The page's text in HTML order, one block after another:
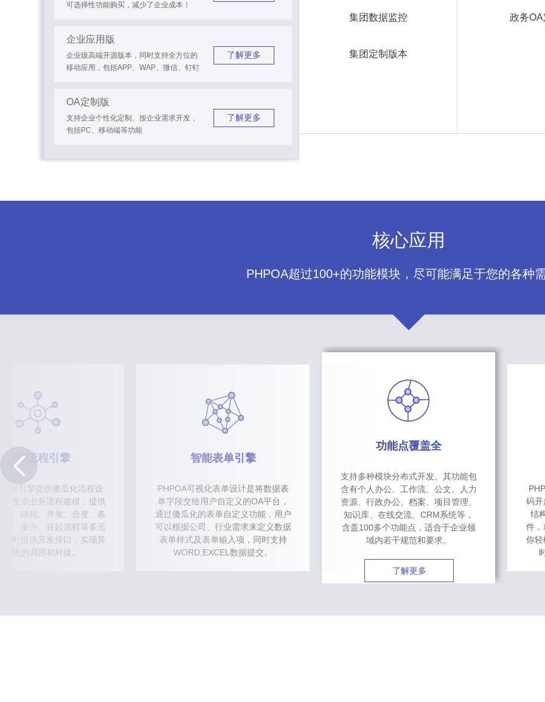
可选择性功能购买，减少了企业成本！
企业应用版
企业级高端开源版本，同时支持全方位的
移动应用，包括APP、WAP、微信、钉钉
了解更多
OA定制版
支持企业个性化定制、按企业需求开发，
包括PC、移动端等功能
了解更多
集团数据监控
集团定制版本
政务OA
核心应用
PHPOA超过100+的功能模块，尽可能满足于您的各种需
智能流程引擎
程引擎提供傻瓜化流程设
对复杂业务流程建模，提供
退、跳转、并发、合变、条
办、催办、挂起流程等多元
同时提供开发接口，实现异
系统的调用和对接。
智能表单引擎
PHPOA可视化表单设计是将数据表
单字段交给用户自定义的OA平台，
通过傻瓜化的表单自定义功能，用户
可以根据公司、行业需求来定义数据
表单样式及表单输入项，同时支持
WORD,EXCEL数据提交。
功能点覆盖全
支持多种模块分布式开发。其功能包
含有个人办公、工作流、公文、人力
资源、行政办公、档案、项目管理、
知识库、在线交流、CRM系统等，
含盖100多个功能点，适合于企业领
域内若干规范和要求。
了解更多
码开
结
件，
你轻